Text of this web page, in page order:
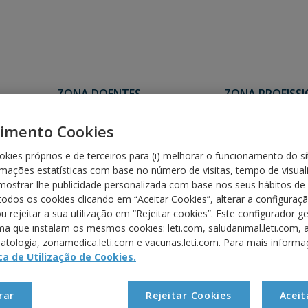
ZONA DOENTES ZONA
Cultura de
conta com instalações isoladas e especializadas na
procedimentos na fábrica seguem normas rigorosas de
cruzadas. Usando como matéria-prima estes
extractos alergénicos de alta qualidade que foram
se aos critérios das Normas de Boas Practicas (GMP).
Cookies
próprios e de terceiros para (i) melhorar o funcionamento do
estatísticas com base no número de visitas, tempo de
lhe publicidade personalizada com base nos seus hábitos de
os cookies clicando em “Aceitar Cookies”, alterar a
rejeitar a sua utilização em “Rejeitar cookies”. Este configurador
que instalam os mesmos cookies: leti.com, saludanimal.leti.com,
zonamedica.leti.com e vacunas.leti.com. Para mais
de Utilização de Cookies.
Rejeitar Cookies